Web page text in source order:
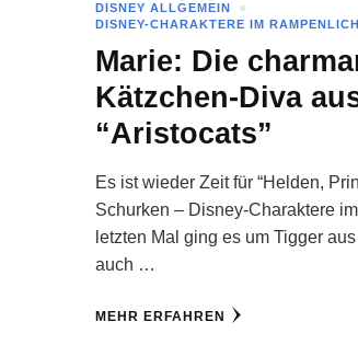
DISNEY ALLGEMEIN
DISNEY-CHARAKTERE IM
Marie: Die
Kätzchen-Diva
“Aristocats”
Es ist wieder Zeit für “Helden,
Schurken – Disney-Charaktere
letzten Mal ging es um Tigger
auch …
MEHR ERFAHREN